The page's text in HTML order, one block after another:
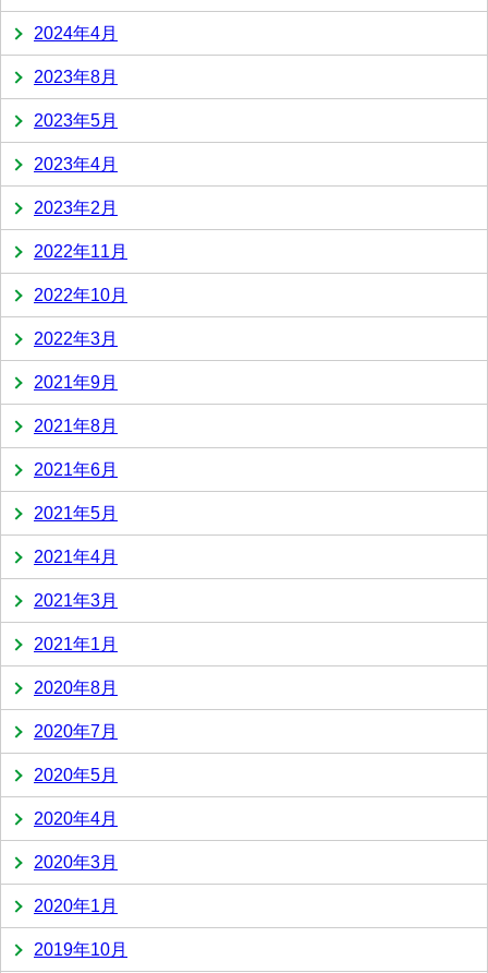
2024年4月
2023年8月
2023年5月
2023年4月
2023年2月
2022年11月
2022年10月
2022年3月
2021年9月
2021年8月
2021年6月
2021年5月
2021年4月
2021年3月
2021年1月
2020年8月
2020年7月
2020年5月
2020年4月
2020年3月
2020年1月
2019年10月